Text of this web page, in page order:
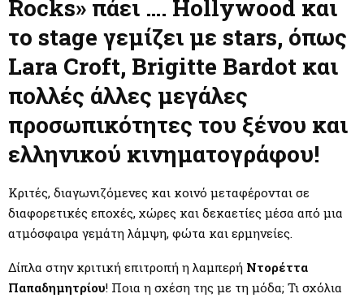
E
N
U
Rocks» πάει …. Hollywood και
το stage γεμίζει με stars, όπως
Lara Croft, Brigitte Bardot και
πολλές άλλες μεγάλες
προσωπικότητες του ξένου και
ελληνικού κινηματογράφου!
Κριτές, διαγωνιζόμενες και κοινό μεταφέρονται σε
διαφορετικές εποχές, χώρες και δεκαετίες μέσα από μια
ατμόσφαιρα γεμάτη λάμψη, φώτα και ερμηνείες.
Δίπλα στην κριτική επιτροπή η λαμπερή Ντορέττα
Παπαδημητρίου! Ποια η σχέση της με τη μόδα; Τι σχόλια